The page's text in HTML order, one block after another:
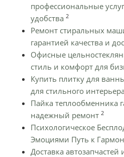
профессиональные
удобства 2
Ремонт стиральных
гарантией качества и
Офисные
стиль и комфорт для
Купить плитку для
для стильного интерьера
Пайка теплообменника
надежный ремонт 2
Психологическое
Эмоциями Путь к
Доставка